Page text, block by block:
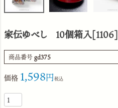
家伝ゆべし 10個箱入[1106]
商品番号 gd375
価格 1,598 税込